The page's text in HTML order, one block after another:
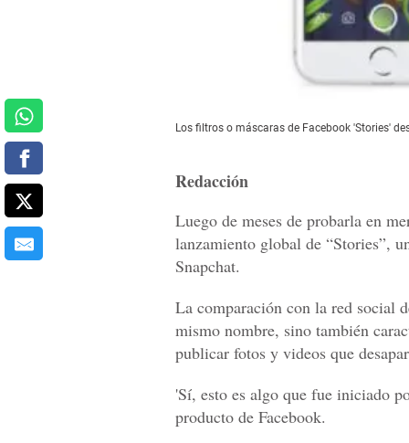
Los filtros o máscaras de Facebook 'Stories'
Redacción
Luego de meses de probarla en
lanzamiento global de “Stories”,
Snapchat.
La comparación con la red social
mismo nombre, sino también
publicar fotos y videos que
'Sí, esto es algo que fue iniciado
producto de Facebook.